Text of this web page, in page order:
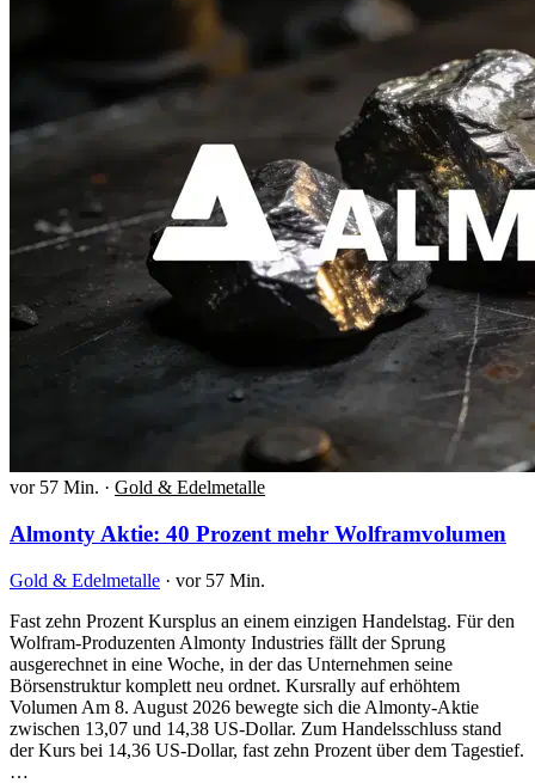
vor 57 Min. · Gold & Edelmetalle
Almonty Aktie: 40 Prozent mehr Wolframvolumen
Gold & Edelmetalle · vor 57 Min.
Fast zehn Prozent Kursplus an einem einzigen Handelstag. Für den
Wolfram-Produzenten Almonty Industries fällt der Sprung
ausgerechnet in eine Woche, in der das Unternehmen seine
Börsenstruktur komplett neu ordnet. Kursrally auf erhöhtem
Volumen Am 8. August 2026 bewegte sich die Almonty-Aktie
zwischen 13,07 und 14,38 US-Dollar. Zum Handelsschluss stand
der Kurs bei 14,36 US-Dollar, fast zehn Prozent über dem Tagestief.
…